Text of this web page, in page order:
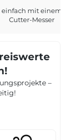
einfach mit einem
Cutter-Messer
–